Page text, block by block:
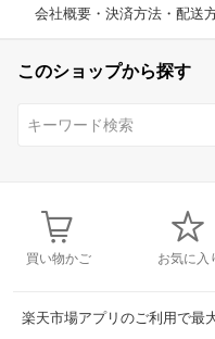
会社概要・決済方法・配送
このショップから探す
買い物かご お気に入
楽天市場アプリのご利用で最